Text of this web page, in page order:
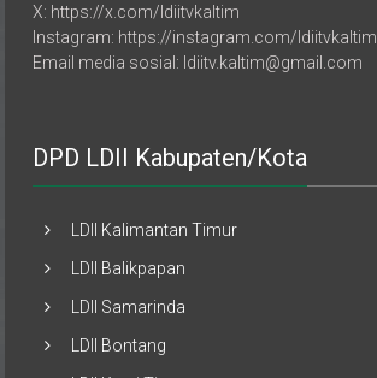
X: https://x.com/ldiitvkaltim
Instagram: https://instagram.com/ldiitvkaltim
Email media sosial: ldiitv.kaltim@gmail.com
DPD LDII Kabupaten/Kota
LDII Kalimantan Timur
LDII Balikpapan
LDII Samarinda
LDII Bontang